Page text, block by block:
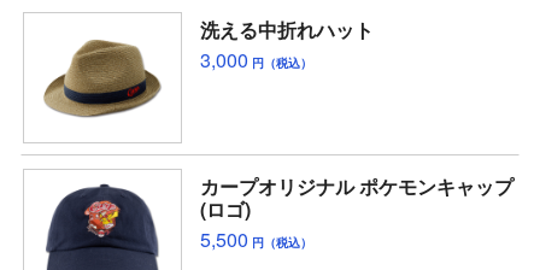
洗える中折れハット
3,000 円（税込）
カープオリジナル ポケモンキャップ
(ロゴ)
5,500 円（税込）